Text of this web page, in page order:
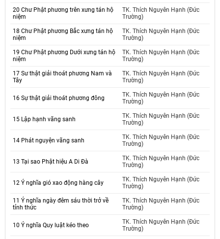
20 Chư Phật phương trên xưng tán hộ
niệm
TK. Thích Nguyên Hạnh (Đức
Trường)
18 Chư Phật phương Bắc xưng tán hộ
niệm
TK. Thích Nguyên Hạnh (Đức
Trường)
19 Chư Phật phương Dưới xưng tán hộ
niệm
TK. Thích Nguyên Hạnh (Đức
Trường)
17 Sư thật giải thoát phương Nam và
Tây
TK. Thích Nguyên Hạnh (Đức
Trường)
16 Sự thật giải thoát phương đông
TK. Thích Nguyên Hạnh (Đức
Trường)
15 Lập hạnh vãng sanh
TK. Thích Nguyên Hạnh (Đức
Trường)
14 Phát nguyện vãng sanh
TK. Thích Nguyên Hạnh (Đức
Trường)
13 Tại sao Phật hiệu A Di Đà
TK. Thích Nguyên Hạnh (Đức
Trường)
12 Ý nghĩa gió xao động hàng cây
TK. Thích Nguyên Hạnh (Đức
Trường)
11 Ý nghĩa ngày đêm sáu thời trở về
tỉnh thức
TK. Thích Nguyên Hạnh (Đức
Trường)
10 Ý nghĩa Quy luật kéo theo
TK. Thích Nguyên Hạnh (Đức
Trường)